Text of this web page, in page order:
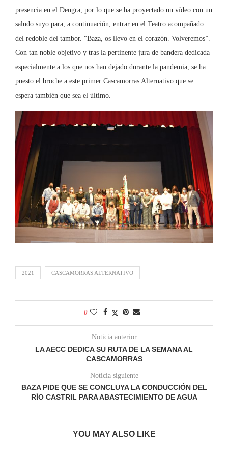
presencia en el Dengra, por lo que se ha proyectado un vídeo con un
saludo suyo para, a continuación, entrar en el Teatro acompañado
del redoble del tambor. “Baza, os llevo en el corazón. Volveremos”.
Con tan noble objetivo y tras la pertinente jura de bandera dedicada
especialmente a los que nos han dejado durante la pandemia, se ha
puesto el broche a este primer Cascamorras Alternativo que se
espera también que sea el último.
2021 CASCAMORRAS ALTERNATIVO
0
Noticia anterior
LA AECC DEDICA SU RUTA DE LA SEMANA AL
CASCAMORRAS
Noticia siguiente
BAZA PIDE QUE SE CONCLUYA LA CONDUCCIÓN DEL
RÍO CASTRIL PARA ABASTECIMIENTO DE AGUA
YOU MAY ALSO LIKE